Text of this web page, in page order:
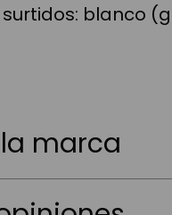
blanco
marca